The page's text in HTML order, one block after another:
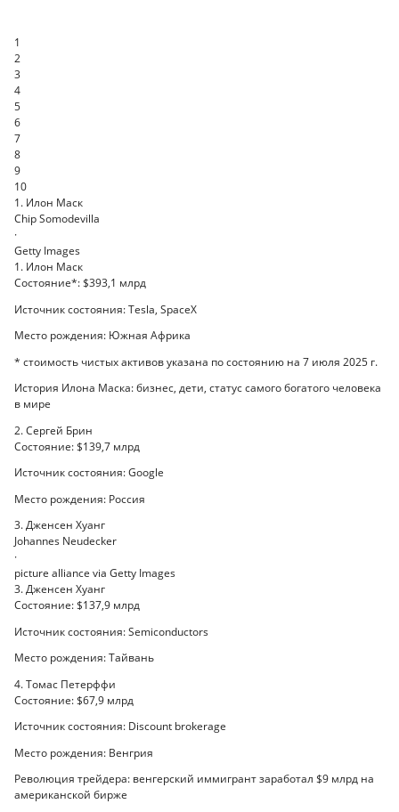
1
2
3
4
5
6
7
8
9
10
1. Илон Маск
Chip Somodevilla
·
Getty Images
1. Илон Маск
Cостояние*: $393,1 млрд
Источник состояния: Tesla, SpaceX
Место рождения: Южная Африка
* стоимость чистых активов указана по состоянию на 7 июля 2025 г.
История Илона Маска: бизнес, дети, статус самого богатого человека
в мире
2. Сергей Брин
Состояние: $139,7 млрд
Источник состояния: Google
Место рождения: Россия
3. Дженсен Хуанг
Johannes Neudecker
·
picture alliance via Getty Images
3. Дженсен Хуанг
Состояние: $137,9 млрд
Источник состояния: Semiconductors
Место рождения: Тайвань
4. Томас Петерффи
Состояние: $67,9 млрд
Источник состояния: Discount brokerage
Место рождения: Венгрия
Революция трейдера: венгерский иммигрант заработал $9 млрд на
американской бирже